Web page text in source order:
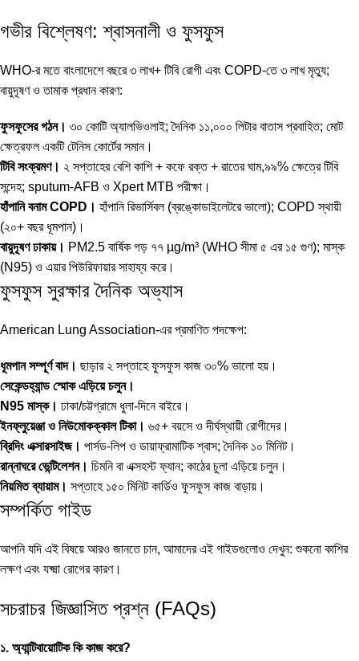
গভীর বিশ্লেষণ: শ্বাসনালী ও ফুসফুস
WHO-র মতে বাংলাদেশে বছরে ৩ লাখ+ টিবি রোগী এবং COPD-তে ৩ লাখ মৃত্যু;
বায়ুদূষণ ও তামাক প্রধান কারণ:
ফুসফুসের গঠন। ৩০ কোটি অ্যালভিওলাই; দৈনিক ১১,০০০ লিটার বাতাস প্রবাহিত; মোট
ক্ষেত্রফল একটি টেনিস কোর্টের সমান।
টিবি সংক্রমণ। ২ সপ্তাহের বেশি কাশি + কফে রক্ত + রাতের ঘাম,৯৯% ক্ষেত্রে টিবি
সন্দেহ; sputum-AFB ও Xpert MTB পরীক্ষা।
হাঁপানি বনাম COPD। হাঁপানি রিভার্সিবল (ব্রঙ্কোডাইলেটরে ভালো); COPD স্থায়ী
(২০+ বছর ধূমপান)।
বায়ুদূষণ ঢাকায়। PM2.5 বার্ষিক গড় ৭৭ µg/m³ (WHO সীমা ৫ এর ১৫ গুণ); মাস্ক
(N95) ও এয়ার পিউরিফায়ার সাহায্য করে।
ফুসফুস সুরক্ষার দৈনিক অভ্যাস
American Lung Association-এর প্রমাণিত পদক্ষেপ:
ধূমপান সম্পূর্ণ বাদ। ছাড়ার ২ সপ্তাহে ফুসফুস কাজ ৩০% ভালো হয়।
সেকেন্ডহ্যান্ড স্মোক এড়িয়ে চলুন।
N95 মাস্ক। ঢাকা/চট্টগ্রামে ধুলা-দিনে বাইরে।
ইনফ্লুয়েঞ্জা ও নিউমোকক্কাল টিকা। ৬৫+ বয়সে ও দীর্ঘস্থায়ী রোগীদের।
ব্রিদিং এক্সারসাইজ। পার্সড-লিপ ও ডায়াফ্রামাটিক শ্বাস; দৈনিক ১০ মিনিট।
রান্নাঘরে ভেন্টিলেশন। চিমনি বা এক্সহস্ট ফ্যান; কাঠের চুলা এড়িয়ে চলুন।
নিয়মিত ব্যায়াম। সপ্তাহে ১৫০ মিনিট কার্ডিও ফুসফুস কাজ বাড়ায়।
সম্পর্কিত গাইড
আপনি যদি এই বিষয়ে আরও জানতে চান, আমাদের এই গাইডগুলোও দেখুন:শুকনো কাশির
লক্ষণএবং যক্ষ্মা রোগের কারণ।
সচরাচর জিজ্ঞাসিত প্রশ্ন (FAQs)
১. অ্যান্টিবায়োটিক কি কাজ করে?